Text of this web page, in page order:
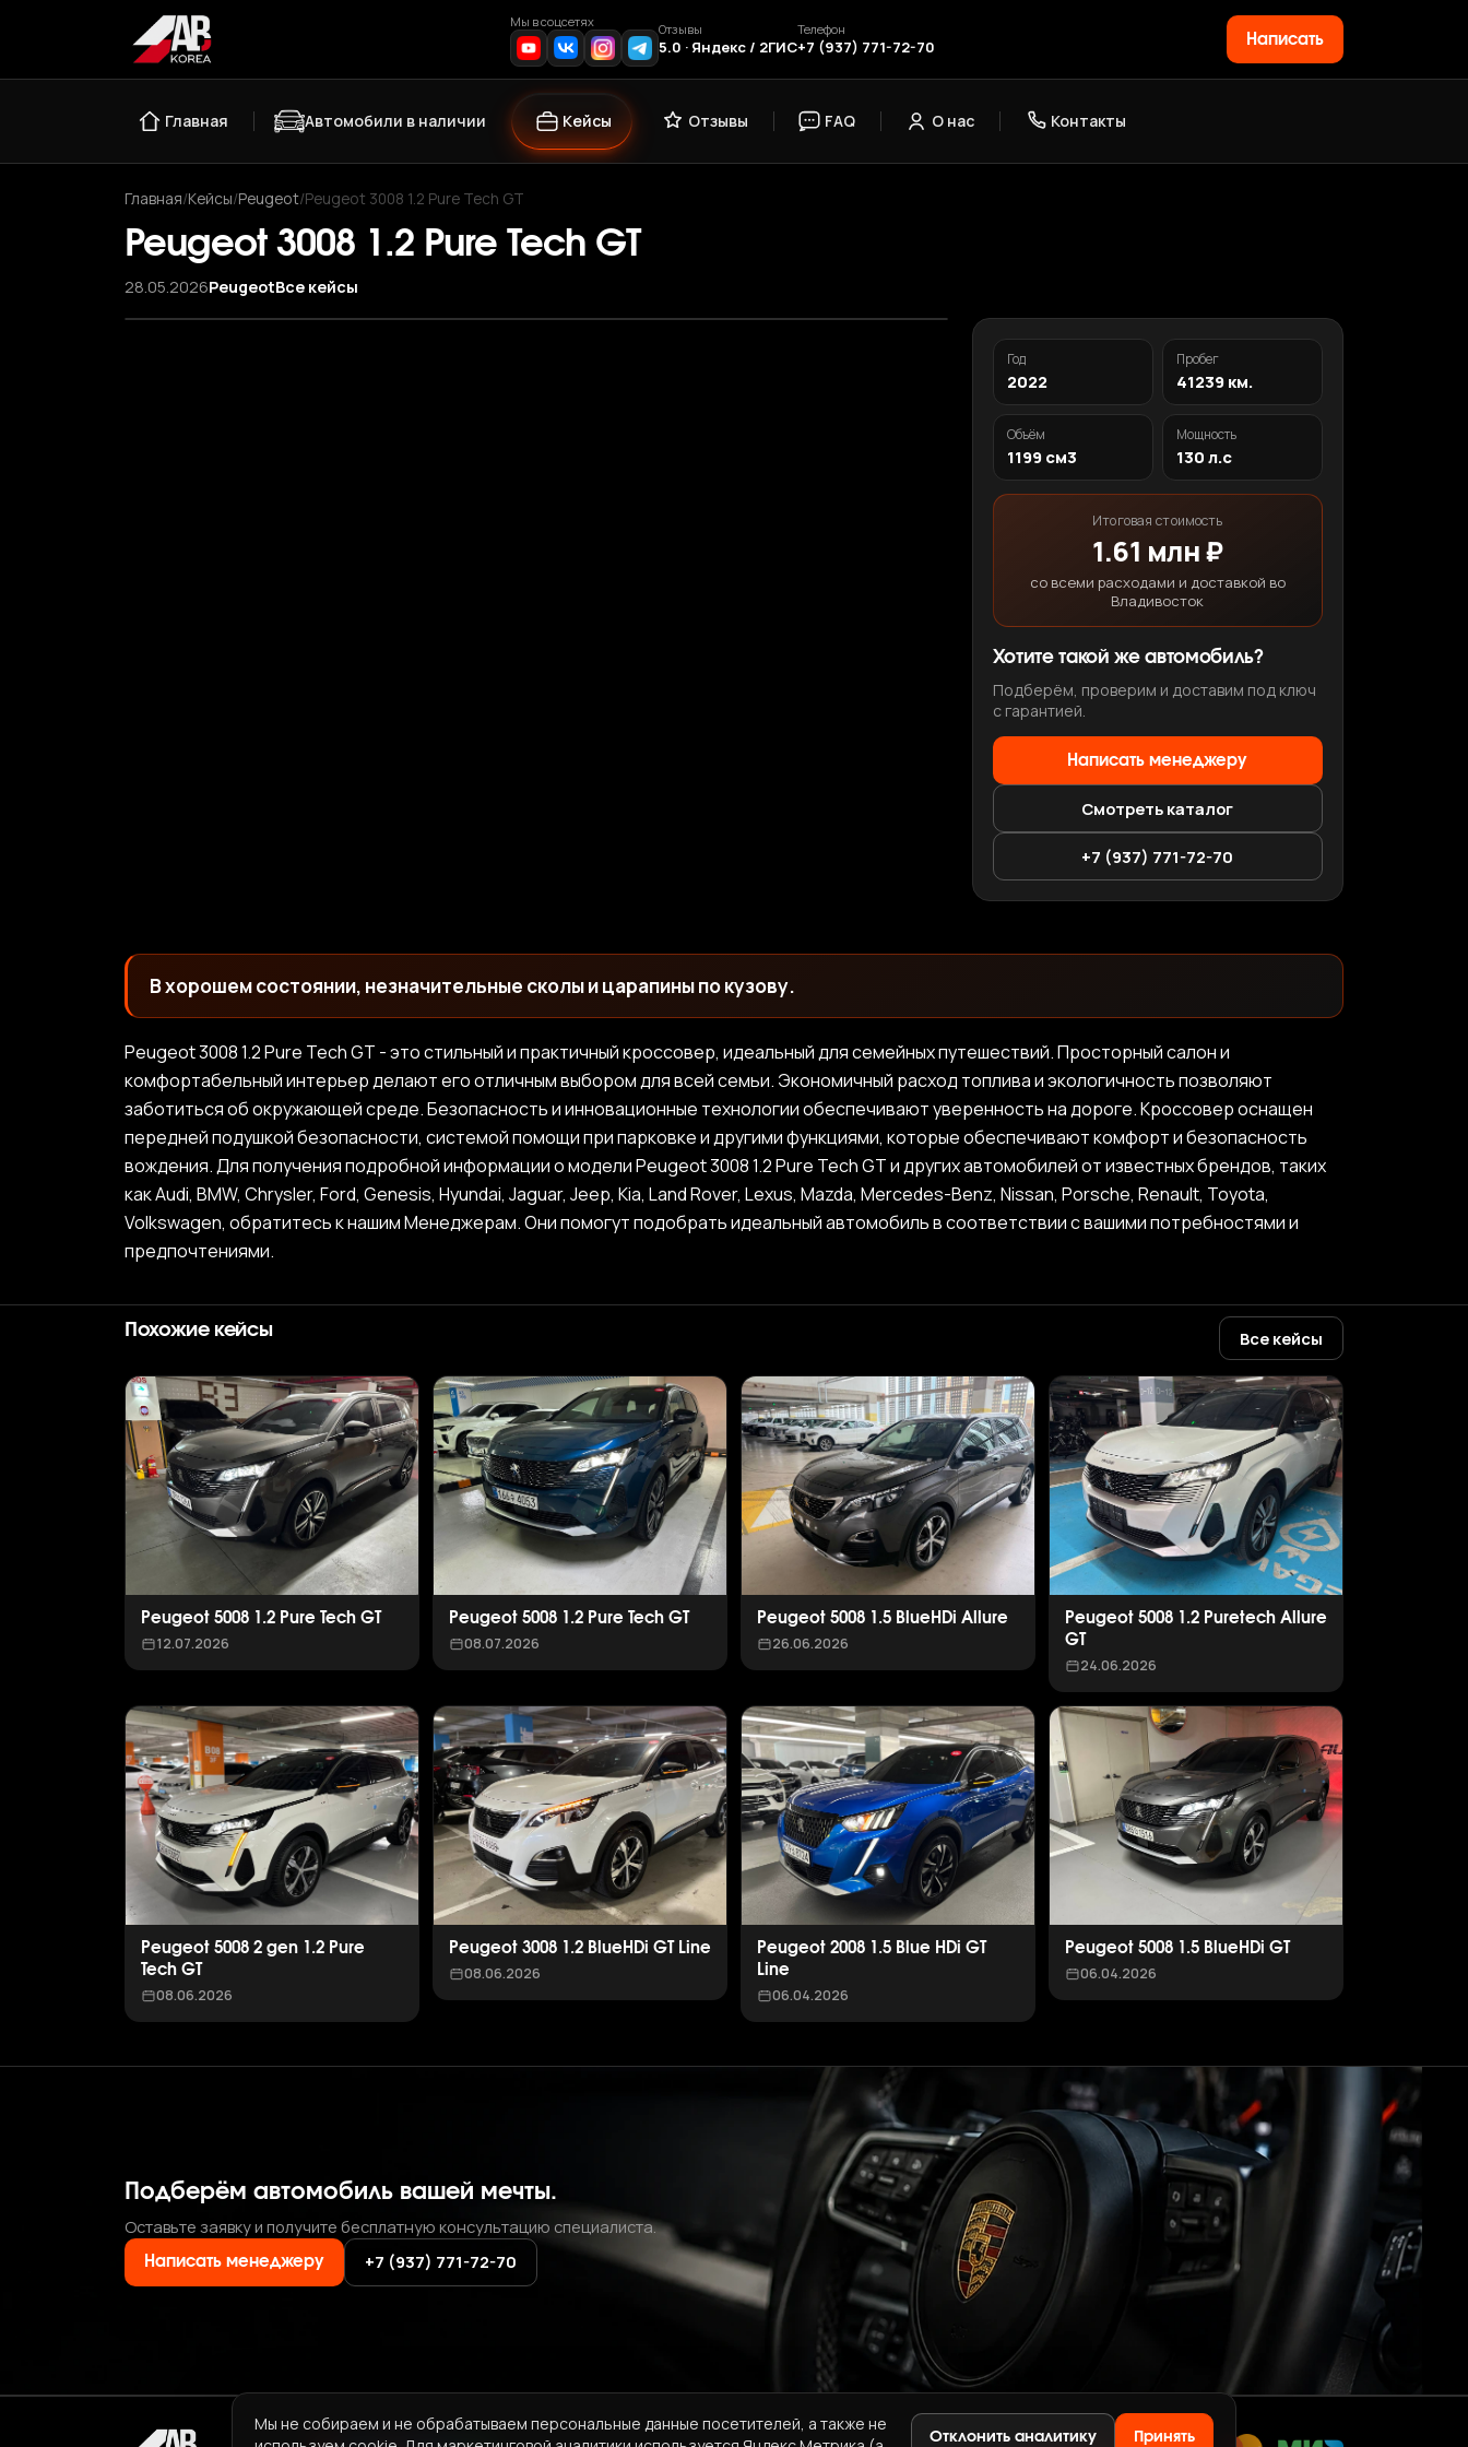
Мы в соцсетях Отзывы
5.0 · Яндекс / 2ГИС
Телефон
+7 (937) 771-72-70 Написать
Главная Автомобили в наличии Кейсы Отзывы FAQ О нас Контакты
Главная/Кейсы/Peugeot/Peugeot 3008 1.2 Pure Tech GT
Peugeot 3008 1.2 Pure Tech GT
28.05.2026PeugeotВсе кейсы
‹
›
Год
2022
Пробег
41239 км.
Объём
1199 см3
Мощность
130 л.с
Итоговая стоимость
1.61 млн ₽
со всеми расходами и доставкой во
Владивосток
Хотите такой же автомобиль?
Подберём, проверим и доставим под ключ
с гарантией.
Написать менеджеру
Смотреть каталог
+7 (937) 771-72-70
В хорошем состоянии, незначительные сколы и царапины по кузову.
Peugeot 3008 1.2 Pure Tech GT - это стильный и практичный кроссовер, идеальный для семейных путешествий. Просторный салон и
комфортабельный интерьер делают его отличным выбором для всей семьи. Экономичный расход топлива и экологичность позволяют
заботиться об окружающей среде. Безопасность и инновационные технологии обеспечивают уверенность на дороге. Кроссовер оснащен
передней подушкой безопасности, системой помощи при парковке и другими функциями, которые обеспечивают комфорт и безопасность
вождения. Для получения подробной информации о модели Peugeot 3008 1.2 Pure Tech GT и других автомобилей от известных брендов, таких
как Audi, BMW, Chrysler, Ford, Genesis, Hyundai, Jaguar, Jeep, Kia, Land Rover, Lexus, Mazda, Mercedes-Benz, Nissan, Porsche, Renault, Toyota,
Volkswagen, обратитесь к нашим Менеджерам. Они помогут подобрать идеальный автомобиль в соответствии с вашими потребностями и
предпочтениями.
Похожие кейсы Все кейсы
Peugeot 5008 1.2 Pure Tech GT
12.07.2026
Peugeot 5008 1.2 Pure Tech GT
08.07.2026
Peugeot 5008 1.5 BlueHDi Allure
26.06.2026
Peugeot 5008 1.2 Puretech Allure
GT
24.06.2026
Peugeot 5008 2 gen 1.2 Pure
Tech GT
08.06.2026
Peugeot 3008 1.2 BlueHDi GT Line
08.06.2026
Peugeot 2008 1.5 Blue HDi GT
Line
06.04.2026
Peugeot 5008 1.5 BlueHDi GT
06.04.2026
Подберём автомобиль вашей мечты.
Оставьте заявку и получите бесплатную консультацию специалиста.
Написать менеджеру +7 (937) 771-72-70
Мы не собираем и не обрабатываем персональные данные посетителей, а также не
Отклонить аналитику Принять